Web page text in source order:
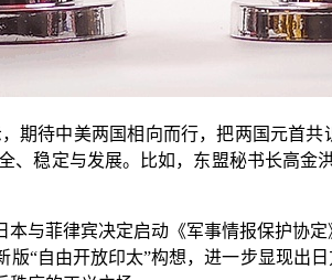
待中美两国相向而行，把两国元首共
稳定与发展。比如，东盟秘书长高金
菲律宾决定启动《军事情报保护协定
“自由开放印太”构想，进一步显现出